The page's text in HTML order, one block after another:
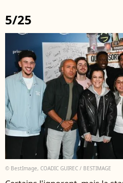
5/25
© BestImage, COADIC GUIREC / BESTIMAGE